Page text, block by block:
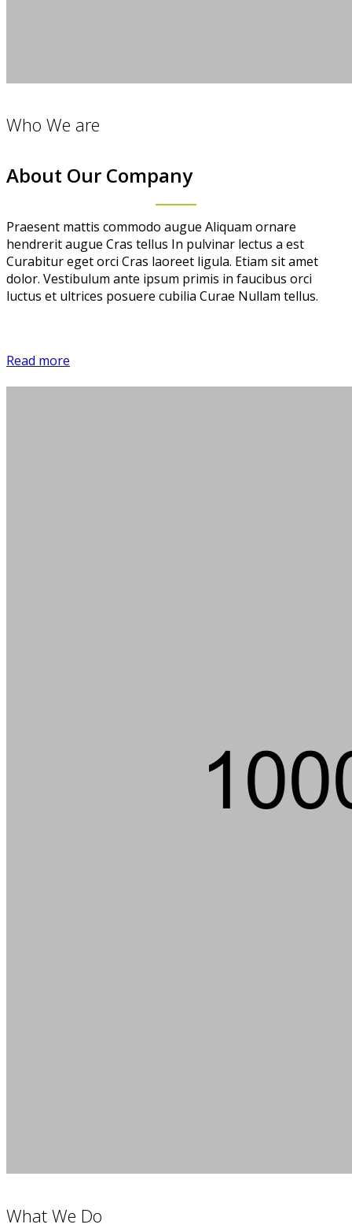
Who We are
About Our Company
Praesent mattis commodo augue Aliquam ornare
hendrerit augue Cras tellus In pulvinar lectus a est
Curabitur eget orci Cras laoreet ligula. Etiam sit amet
dolor. Vestibulum ante ipsum primis in faucibus orci
luctus et ultrices posuere cubilia Curae Nullam tellus.
Read more
What We Do